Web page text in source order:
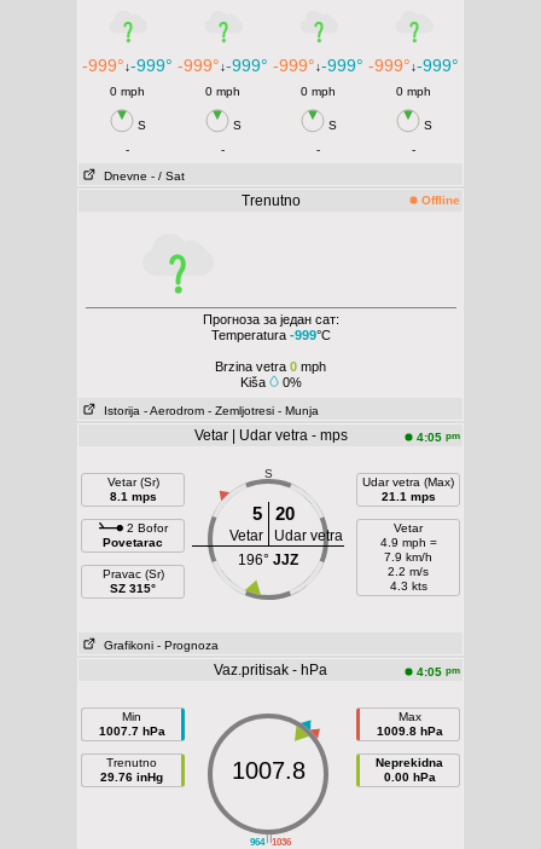
-999°↓-999° -999°↓-999° -999°↓-999° -999°↓-999°
0 mph 0 mph 0 mph 0 mph
S S S
S
-
- -
-
Dnevne - / Sat
Trenutno Offline
Прогноза за један сат:
Temperatura -999°C
Brzina vetra 0 mph
Kiša
0%
Istorija - Aerodrom - Zemljotresi - Munja
Vetar | Udar vetra - mps 4:05 pm
Vetar (Sr)
8.1 mps
2 Bofor
Povetarac
Pravac (Sr)
SZ 315°
S
5 20
Vetar
Udar vetra
196° JJZ
Udar vetra (Max)
21.1 mps
Vetar
4.9 mph =
7.9 km/h
2.2 m/s
4.3 kts
Grafikoni - Prognoza
Vaz.pritisak - hPa 4:05 pm
Min
1007.7 hPa
Trenutno
29.76 inHg
||
964 1036
1007.8
Max
1009.8 hPa
Neprekidna
0.00 hPa